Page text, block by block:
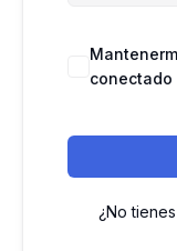
conectado
¿No